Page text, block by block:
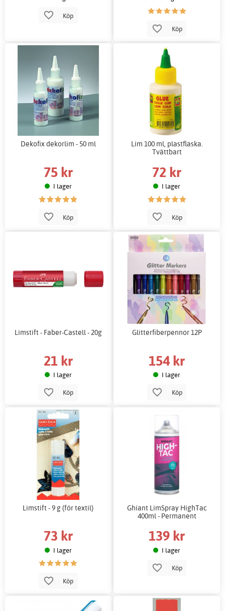
Köp
Köp
Dekofix dekorlim - 50 ml
75 kr
I lager
Köp
Lim 100 ml, plastflaska.
Tvättbart
72 kr
I lager
Köp
Limstift - Faber-Castell - 20g
21 kr
I lager
Köp
Glitterfiberpennor 12P
154 kr
I lager
Köp
Limstift - 9 g (för textil)
73 kr
I lager
Köp
Ghiant LimSpray HighTac
400ml - Permanent
139 kr
I lager
Köp